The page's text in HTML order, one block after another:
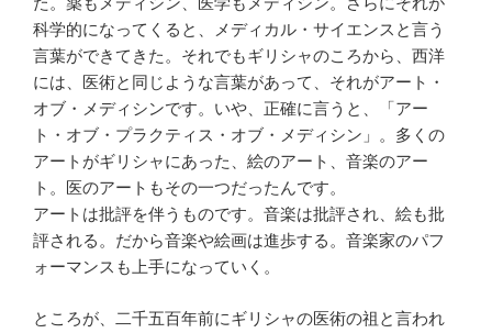
科学的になってくると、メディカル・サイエンスと言う
言葉ができてきた。それでもギリシャのころから、西洋
には、医術と同じような言葉があって、それがアート・
オブ・メディシンです。いや、正確に言うと、「アー
ト・オブ・プラクティス・オブ・メディシン」。多くの
アートがギリシャにあった、絵のアート、音楽のアー
ト。医のアートもその一つだったんです。
アートは批評を伴うものです。音楽は批評され、絵も批
評される。だから音楽や絵画は進歩する。音楽家のパフ
ォーマンスも上手になっていく。
ところが、二千五百年前にギリシャの医術の祖と言われ